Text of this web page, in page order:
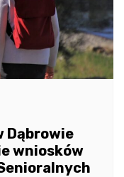
Dąbrowie
wniosków